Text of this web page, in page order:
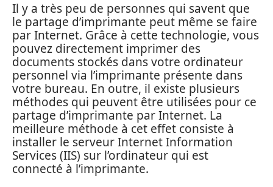
Il y a très peu de personnes qui savent que
le partage d’imprimante peut même se faire
par Internet. Grâce à cette technologie, vous
pouvez directement imprimer des
documents stockés dans votre ordinateur
personnel via l’imprimante présente dans
votre bureau. En outre, il existe plusieurs
méthodes qui peuvent être utilisées pour ce
partage d’imprimante par Internet. La
meilleure méthode à cet effet consiste à
installer le serveur Internet Information
Services (IIS) sur l’ordinateur qui est
connecté à l’imprimante.